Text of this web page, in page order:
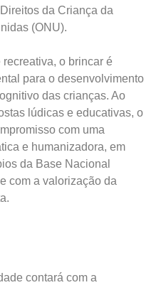
da Criança da
(ONU).
o brincar é
para o desenvolvimento
das crianças. Ao
lúdicas e educativas, o
com uma
e humanizadora, em
da Base Nacional
com a valorização da
contará com a